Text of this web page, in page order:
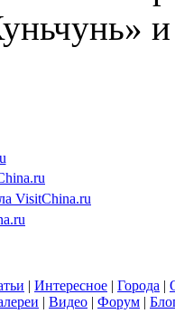
VisitChina.ru
| Интересное | Города |
| Видео | Форум |